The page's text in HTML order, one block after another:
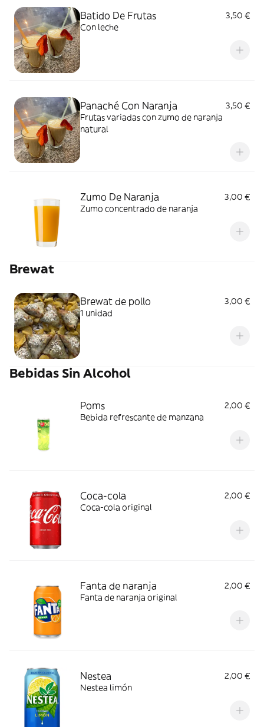
Batido De Frutas
3,50 €
Con leche
Panaché Con Naranja
3,50 €
Frutas variadas con zumo de naranja
natural
Zumo De Naranja
3,00 €
Zumo concentrado de naranja
Brewat
Brewat de pollo
3,00 €
1 unidad
Bebidas Sin Alcohol
Poms
2,00 €
Bebida refrescante de manzana
Coca-cola
2,00 €
Coca-cola original
Fanta de naranja
2,00 €
Fanta de naranja original
Nestea
2,00 €
Nestea limón